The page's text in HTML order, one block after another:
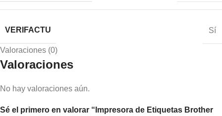
VERIFACTU Sí
Valoraciones (0)
Valoraciones
No hay valoraciones aún.
Sé el primero en valorar “Impresora de Etiquetas Brother